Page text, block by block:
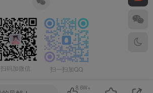
扫码加微信 扫一扫加QQ
8.6W+